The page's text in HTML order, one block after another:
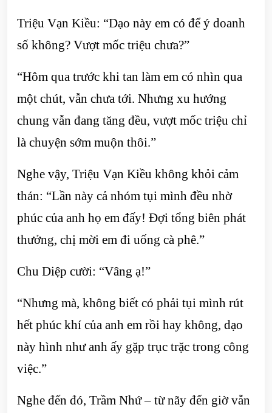
Triệu Vạn Kiều: “Dạo này em có để ý doanh
số không? Vượt mốc triệu chưa?”
“Hôm qua trước khi tan làm em có nhìn qua
một chút, vẫn chưa tới. Nhưng xu hướng
chung vẫn đang tăng đều, vượt mốc triệu chỉ
là chuyện sớm muộn thôi.”
Nghe vậy, Triệu Vạn Kiều không khỏi cảm
thán: “Lần này cả nhóm tụi mình đều nhờ
phúc của anh họ em đấy! Đợi tổng biên phát
thưởng, chị mời em đi uống cà phê.”
Chu Diệp cười: “Vâng ạ!”
“Nhưng mà, không biết có phải tụi mình rút
hết phúc khí của anh em rồi hay không, dạo
này hình như anh ấy gặp trục trặc trong công
việc.”
Nghe đến đó, Trầm Nhứ – từ nãy đến giờ vẫn